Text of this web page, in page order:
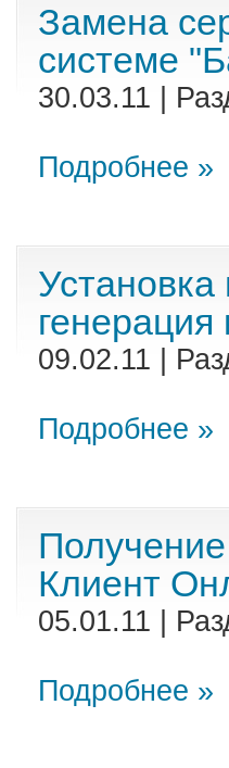
Замена
системе
30.03.11 |
Подробнее »
09.02.11 |
Подробнее »
Клиент
05.01.11 |
Подробнее »